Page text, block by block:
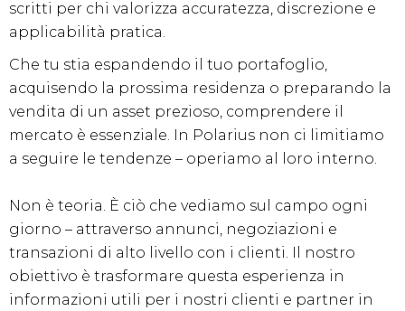
scritti per chi valorizza accuratezza, discrezione e
applicabilità pratica.
Che tu stia espandendo il tuo portafoglio,
acquisendo la prossima residenza o preparando la
vendita di un asset prezioso, comprendere il
mercato è essenziale. In Polarius non ci limitiamo
a seguire le tendenze – operiamo al loro interno.
Non è teoria. È ciò che vediamo sul campo ogni
giorno – attraverso annunci, negoziazioni e
transazioni di alto livello con i clienti. Il nostro
obiettivo è trasformare questa esperienza in
informazioni utili per i nostri clienti e partner in